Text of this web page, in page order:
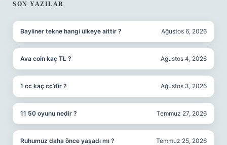
SIDEBAR
SON YAZILAR
Bayliner tekne hangi ülkeye aittir ? Ağustos 6, 2026
Ava coin kaç TL ? Ağustos 4, 2026
1 cc kaç cc’dir ? Ağustos 3, 2026
11 50 oyunu nedir ? Temmuz 27, 2026
Ruhumuz daha önce yaşadı mı ? Temmuz 25, 2026